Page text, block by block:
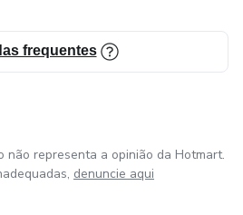
frequentes
não representa a opinião da Hotmart.
denuncie aqui